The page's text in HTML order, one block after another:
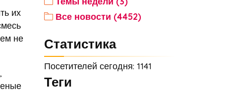
их
не
Все новости (4452)
Статистика
Посетителей сегодня: 1141
Теги